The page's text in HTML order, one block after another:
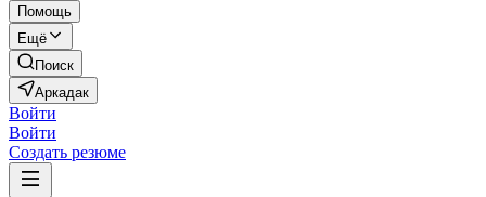
Помощь
Ещё
Поиск
Аркадак
Войти
Войти
Создать резюме